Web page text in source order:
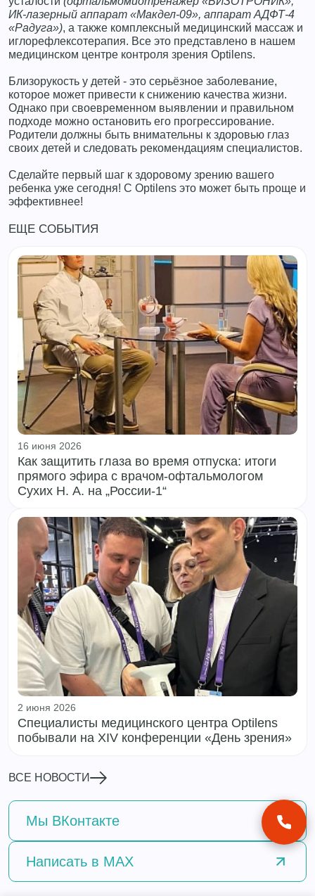
ИК-лазерный аппарат «Макдел-09», аппарат АДФТ-4
«Радуга»), а также комплексный медицинский массаж и
иглорефлексотерапия. Все это представлено в нашем
медицинском центре контроля зрения Optilens.
Близорукость у детей - это серьёзное заболевание,
которое может привести к снижению качества жизни.
Однако при своевременном выявлении и правильном
подходе можно остановить его прогрессирование.
Родители должны быть внимательны к здоровью глаз
своих детей и следовать рекомендациям специалистов.
Сделайте первый шаг к здоровому зрению вашего
ребенка уже сегодня! С Optilens это может быть проще и
эффективнее!
ЕЩЕ СОБЫТИЯ
16 июня 2026
Как защитить глаза во время отпуска: итоги
прямого эфира с врачом‑офтальмологом
Сухих Н. А. на „России‑1“
2 июня 2026
Специалисты медицинского центра Optilens
побывали на XIV конференции «День зрения»
ВСЕ НОВОСТИ
Мы ВКонтакте
Написать в MAX